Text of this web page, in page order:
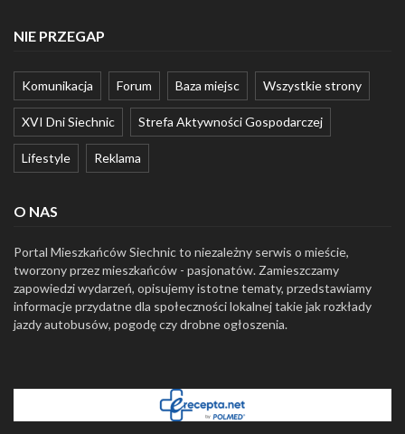
NIE PRZEGAP
Komunikacja Forum Baza miejsc Wszystkie strony
XVI Dni Siechnic Strefa Aktywności Gospodarczej
Lifestyle Reklama
O NAS
Portal Mieszkańców Siechnic to niezależny serwis o mieście,
tworzony przez mieszkańców - pasjonatów. Zamieszczamy
zapowiedzi wydarzeń, opisujemy istotne tematy, przedstawiamy
informacje przydatne dla społeczności lokalnej takie jak rozkłady
jazdy autobusów, pogodę czy drobne ogłoszenia.